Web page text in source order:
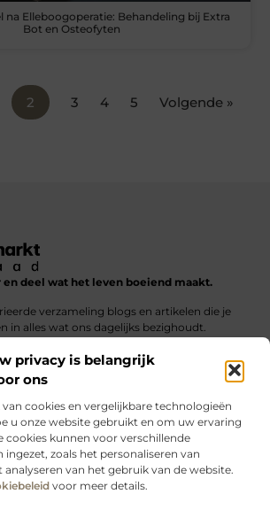
privacy is belangrijk
ons
cookies en vergelijkbare technologieën
u onze website gebruikt en om uw ervaring
cookies kunnen voor verschillende
zoals het personaliseren van
van het gebruik van de website.
voor meer details.
na Elleboogoperatie: Behandeling bij Extra
Bot en Osteofyten
2 3 4 5 Volgende »
en deel wat het leven boeiend maakt.
verzameling blogs en artikelen die je
in alles wat ons dagelijks bezighoudt.